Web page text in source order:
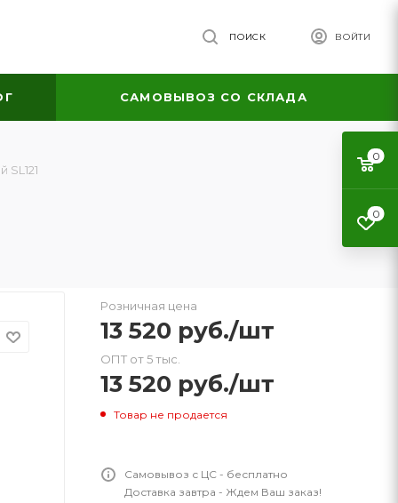
ВОЙТИ
ПОИСК
САМОВЫВОЗ СО СКЛАДА
SL121
Розничная цена
13 520 руб./шт
ОПТ от 5 тыс.
13 520 руб./шт
Товар не продается
Самовывоз с ЦС - бесплатно
Доставка завтра - Ждем Ваш заказ!
0
0